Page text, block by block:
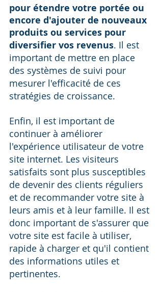
pour étendre votre portée ou
encore d'ajouter de nouveaux
produits ou services pour
diversifier vos revenus. Il est
important de mettre en place
des systèmes de suivi pour
mesurer l'efficacité de ces
stratégies de croissance.
Enfin, il est important de
continuer à améliorer
l'expérience utilisateur de votre
site internet. Les visiteurs
satisfaits sont plus susceptibles
de devenir des clients réguliers
et de recommander votre site à
leurs amis et à leur famille. Il est
donc important de s'assurer que
votre site est facile à utiliser,
rapide à charger et qu'il contient
des informations utiles et
pertinentes.